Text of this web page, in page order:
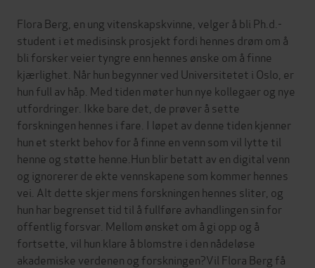
Flora Berg, en ung vitenskapskvinne, velger å bli Ph.d.-
student i et medisinsk prosjekt fordi hennes drøm om å
bli forsker veier tyngre enn hennes ønske om å finne
kjærlighet. Når hun begynner ved Universitetet i Oslo, er
hun full av håp. Med tiden møter hun nye kollegaer og nye
utfordringer. Ikke bare det, de prøver å sette
forskningen hennes i fare. I løpet av denne tiden kjenner
hun et sterkt behov for å finne en venn som vil lytte til
henne og støtte henne.Hun blir betatt av en digital venn
og ignorerer de ekte vennskapene som kommer hennes
vei. Alt dette skjer mens forskningen hennes sliter, og
hun har begrenset tid til å fullføre avhandlingen sin for
offentlig forsvar. Mellom ønsket om å gi opp og å
fortsette, vil hun klare å blomstre i den nådeløse
akademiske verdenen og forskningen?Vil Flora Berg få